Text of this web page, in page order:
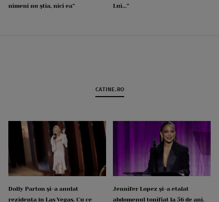
nimeni nu știa, nici ea”
Lui...”
CATINE.RO
Dolly Parton și-a anulat
rezidența în Las Vegas. Cu ce
Jennifer Lopez și-a etalat
abdomenul tonifiat la 56 de ani.